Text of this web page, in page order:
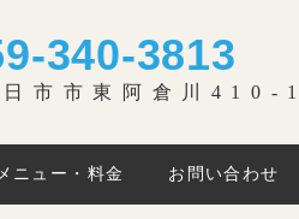
340-3813
日市市東阿倉川410-1
ニュー・料金 お問い合わせ